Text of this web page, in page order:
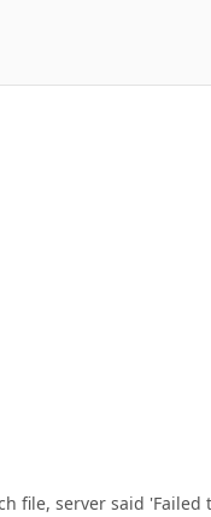
file, server said 'Failed